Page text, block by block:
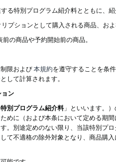
る特別プログラム紹介料とともに、
プションとして購入される商品、お
の商品や予約開始前の商品。
限および本規約を遵守することを条件
して計算されます。
ョン
特別プログラム紹介料」といいます。
めに（および本条において定める期
。別途定めのない限り、当該特別プ
て不適格の除外対象となり、商品購